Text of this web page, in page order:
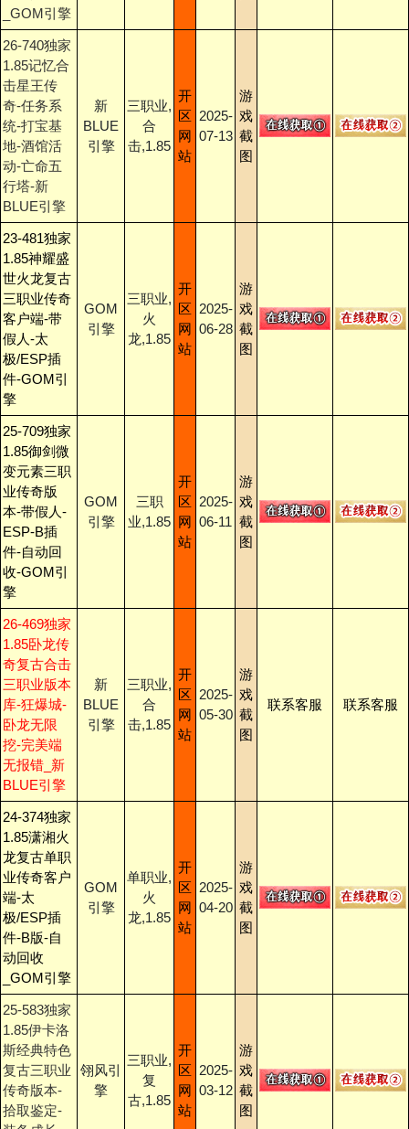
_GOM引擎
26-740独家
1.85记忆合
击星王传
奇-任务系
统-打宝基
地-酒馆活
动-亡命五
行塔-新
BLUE引擎
新
BLUE
引擎
三职业,
合
击,1.85
开
区
网
站
2025-
07-13
游
戏
截
图
23-481独家
1.85神耀盛
世火龙复古
三职业传奇
客户端-带
假人-太
极/ESP插
件-GOM引
擎
GOM
引擎
三职业,
火
龙,1.85
开
区
网
站
2025-
06-28
游
戏
截
图
25-709独家
1.85御剑微
变元素三职
业传奇版
本-带假人-
ESP-B插
件-自动回
收-GOM引
擎
GOM
引擎
三职
业,1.85
开
区
网
站
2025-
06-11
游
戏
截
图
26-469独家
1.85卧龙传
奇复古合击
三职业版本
库-狂爆城-
卧龙无限
挖-完美端
无报错_新
BLUE引擎
新
BLUE
引擎
三职业,
合
击,1.85
开
区
网
站
2025-
05-30
游
戏
截
图
联系客服 联系客服
24-374独家
1.85潇湘火
龙复古单职
业传奇客户
端-太
极/ESP插
件-B版-自
动回收
_GOM引擎
GOM
引擎
单职业,
火
龙,1.85
开
区
网
站
2025-
04-20
游
戏
截
图
25-583独家
1.85伊卡洛
斯经典特色
复古三职业
传奇版本-
拾取鉴定-
翎风引
擎
三职业,
复
古,1.85
开
区
网
站
2025-
03-12
游
戏
截
图